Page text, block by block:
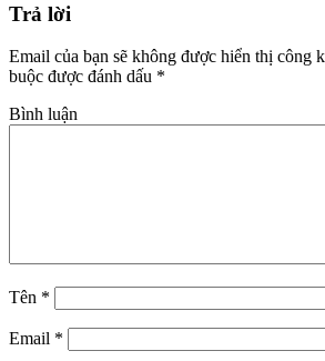
Trả lời
Email của bạn sẽ không được hiển thị công
buộc được đánh dấu *
Bình luận
Tên *
Email *